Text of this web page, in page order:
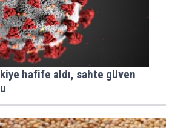
hafife aldı, sahte güven